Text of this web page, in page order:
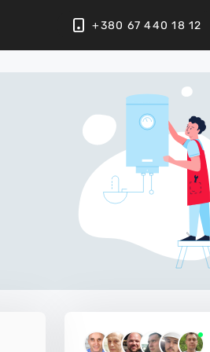
+380 67 440 18 12